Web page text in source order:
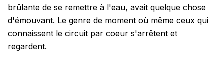
brûlante de se remettre à l'eau, avait quelque chose
d'émouvant. Le genre de moment où même ceux qui
connaissent le circuit par coeur s'arrêtent et
regardent.